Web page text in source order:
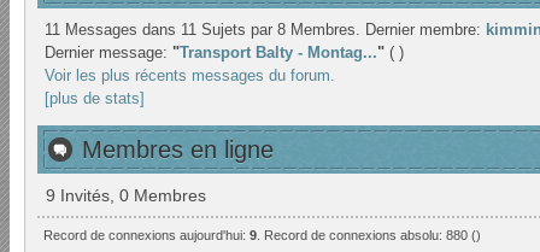
11 Messages dans 11 Sujets par 8 Membres. Dernier membre:
Dernier message: "Transport Balty - Montag..." ( )
Voir les plus récents messages du forum.
[plus de stats]
Membres en ligne
9 Invités, 0 Membres
Record de connexions aujourd'hui:9. Record de connexions absolu: 880 ()